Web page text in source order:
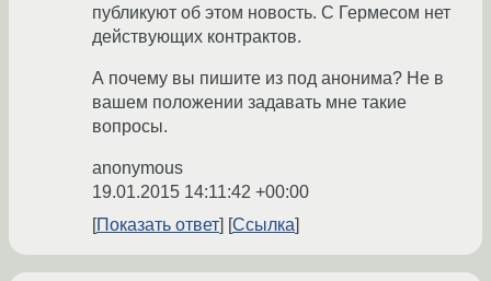
публикуют об этом новость. С Гермесом нет
действующих контрактов.
А почему вы пишите из под анонима? Не в
вашем положении задавать мне такие
вопросы.
anonymous
19.01.2015 14:11:42 +00:00
Показать ответ
Ссылка